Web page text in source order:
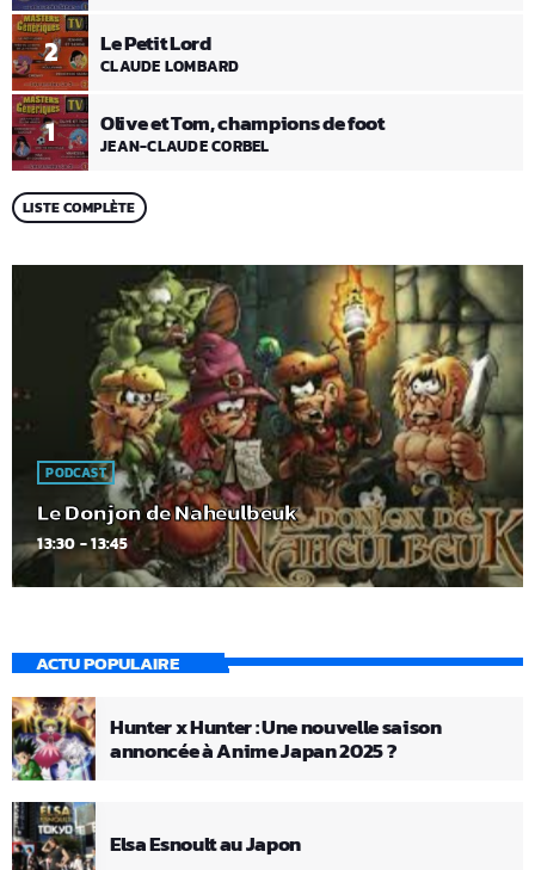
1 Olive et Tom, champions de foot
JEAN-CLAUDE CORBEL
2 Le Petit Lord
CLAUDE LOMBARD
LISTE COMPLÈTE
PODCAST
Le Donjon de Naheulbeuk
13:30 - 13:45
ACTU POPULAIRE
Hunter x Hunter : Une nouvelle saison
annoncée à Anime Japan 2025 ?
Elsa Esnoult au Japon